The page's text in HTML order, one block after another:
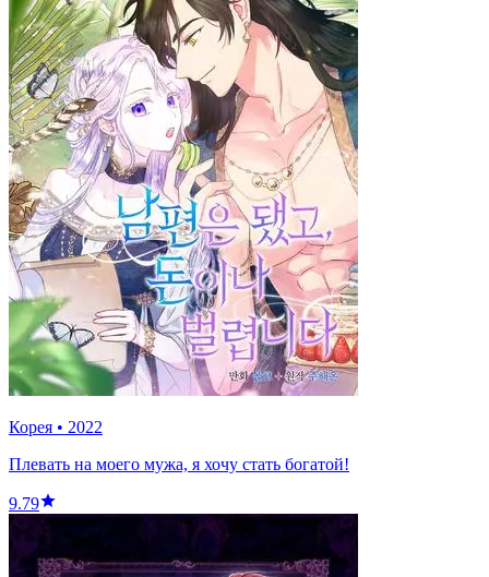
Корея • 2022
Плевать на моего мужа, я хочу стать богатой!
9.79